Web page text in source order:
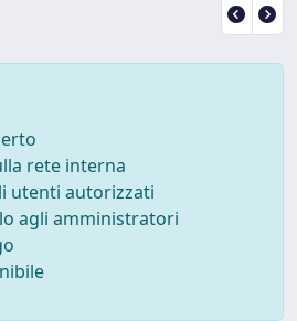
rete interna
utenti autorizzati
agli amministratori